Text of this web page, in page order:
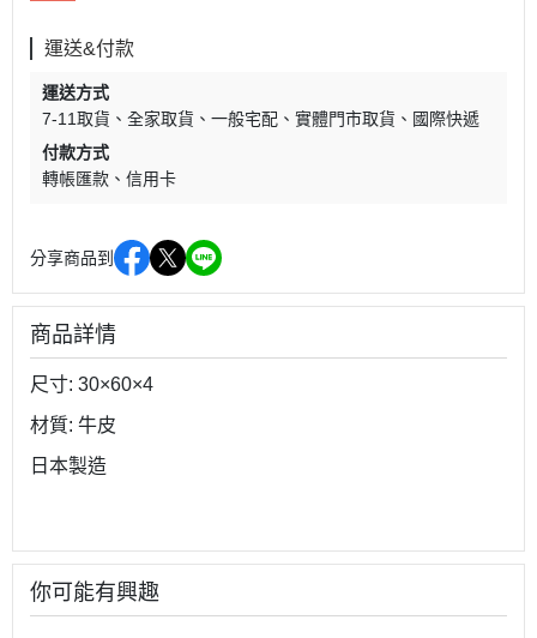
運送&付款
運送方式
7-11取貨
全家取貨 一般宅配 實體門市取貨
國際快遞
付款方式
轉帳匯款
信用卡
分享商品到
商品詳情
尺寸: 30×60×4
材質: 牛皮
日本製造
你可能有興趣